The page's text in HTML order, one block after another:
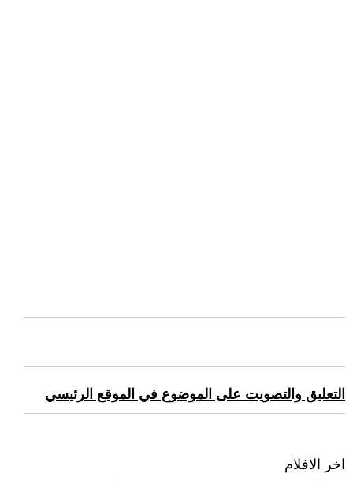
التعليق والتصويت على الموضوع في الموقع الرئيسي
اخر الافلام